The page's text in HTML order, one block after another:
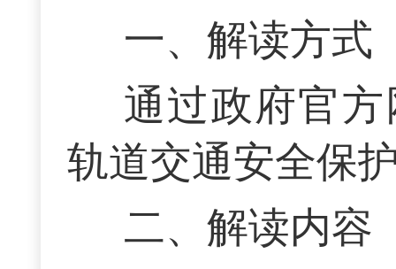
一、解读方式
通过政府官
轨道交通安全保
二、解读内容